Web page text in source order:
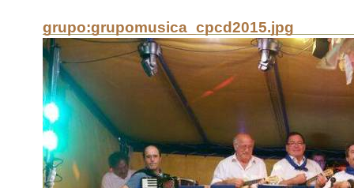
grupo:grupomusica_cpcd2015.jpg